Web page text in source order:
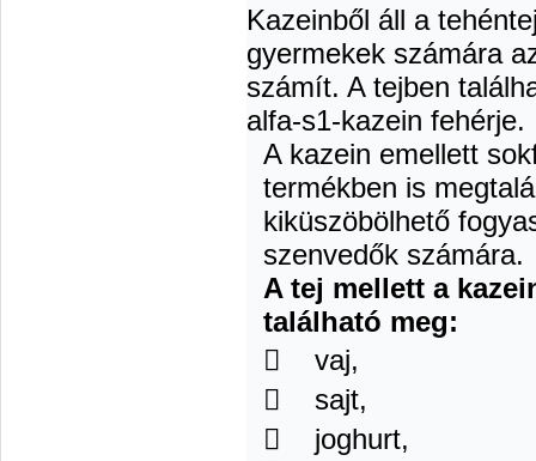
Kazeinből áll a
gyermekek számára
számít. A tejben
alfa-s1-kazein fehérje.
A kazein emellett
termékben is
kiküszöbölhető
szenvedők számára.
A tej mellett a
található meg:
 vaj,
 sajt,
 joghurt,